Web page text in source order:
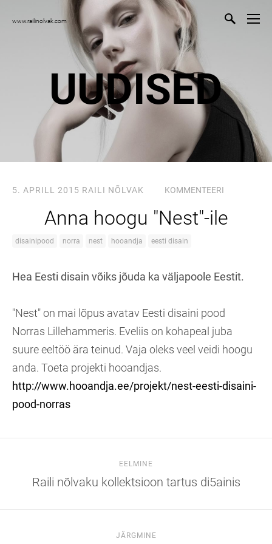
www.railinolvak.com
UUDISED
5. APRILL 2015 RAILI NÕLVAK KOMMENTEERI
Anna hoogu "Nest"-ile
disainipood norra nest hooandja eesti disain
Hea Eesti disain võiks jõuda ka väljapoole Eestit.
"Nest" on mai lõpus avatav Eesti disaini pood
Norras Lillehammeris. Eveliis on kohapeal juba
suure eeltöö ära teinud. Vaja oleks veel veidi hoogu
anda. Toeta projekti hooandjas.
http://www.hooandja.ee/projekt/nest-eesti-disaini-
pood-norras
EELMINE
Raili nõlvaku kollektsioon tartus di5ainis
JÄRGMINE